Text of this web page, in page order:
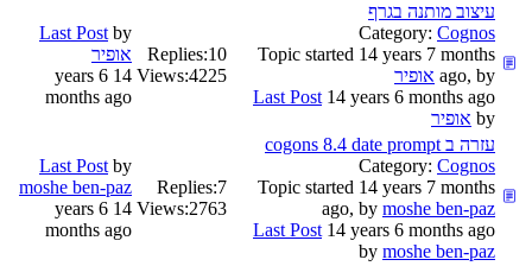
עיצוב מותנה בגרף
Category: Cognos
Topic started 14 years 7 months
ago, by אופיר
Last Post 14 years 6 months ago
by אופיר
Replies:10
Views:4225
Last Post by
אופיר
14 years 6
months ago
עזרה ב cogons 8.4 date prompt
Category: Cognos
Topic started 14 years 7 months
ago, by moshe ben-paz
Last Post 14 years 6 months ago
by moshe ben-paz
Replies:7
Views:2763
Last Post by
moshe ben-paz
14 years 6
months ago